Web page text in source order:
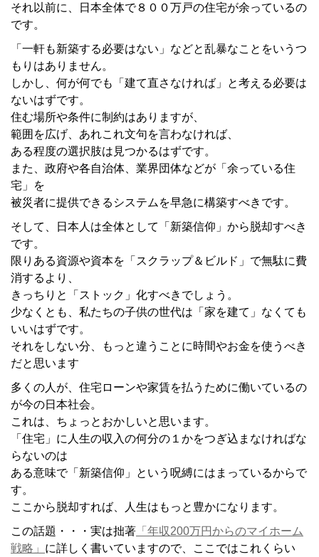
それ以前に、日本全体で８００万戸の住宅が余っているの
です。
「一軒も新築する必要はない」などと乱暴なことをいうつ
もりはありません。
しかし、何が何でも「建て直さなければ」と考える必要は
ないはずです。
住む場所や条件に制約はありますが、
範囲を広げ、あれこれ文句を言わなければ、
ある程度の選択肢は見つかるはずです。
また、政府や各自治体、業界団体などが「余っている住
宅」を
被災者に提供できるシステムを早急に構築すべきです。
そして、日本人は全体として「新築信仰」から脱却すべき
です。
限りある資源や資本を「スクラップ＆ビルド」で無駄に費
消するより、
きっちりと「ストック」化すべきでしょう。
少なくとも、私たちの子供の世代は「家を建て」なくても
いいはずです。
それをしない分、もっと違うことに時間やお金を使うべき
だと思います
多くの人が、住宅ローンや家賃を払うために働いているの
が今の日本社会。
これは、ちょっとおかしいと思います。
「住宅」に人生の収入の何分の１かをつぎ込まなければな
らないのは
ある意味で「新築信仰」という呪縛にはまっているからで
す。
ここから脱却すれば、人生はもっと豊かになります。
この話題・・・実は拙著 「年収200万円からのマイホーム
戦略」 に詳しく書いていますので、ここではこれくらい